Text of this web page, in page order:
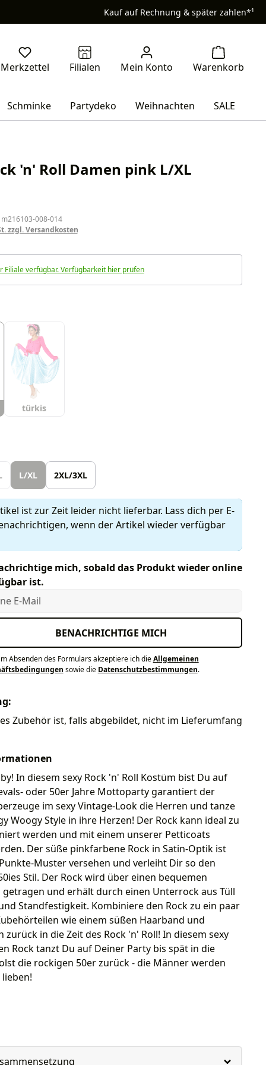
Kauf auf Rechnung & später zahlen*¹
Schminke Partydeko Weihnachten SALE
'n' Roll Damen pink L/XL
008-014
zzgl. Versandkosten
Filiale verfügbar. Verfügbarkeit hier prüfen
türkis
L/XL 2XL/3XL
ist zur Zeit leider nicht lieferbar. Lass dich per E-
wenn der Artikel wieder verfügbar
mich, sobald das Produkt wieder online
ist.
E-Mail
BENACHRICHTIGE MICH
Absenden des Formulars akzeptiere ich dieAllgemeinen
sowie die Datenschutzbestimmungen.
Zubehör ist, falls abgebildet, nicht im Lieferumfang
In diesem sexy Rock 'n' Roll Kostüm bist Du auf
oder 50er Jahre Mottoparty garantiert der
im sexy Vintage-Look die Herren und tanze
Woogy Style in ihre Herzen! Der Rock kann ideal zu
werden und mit einem unserer Petticoats
Der süße pinkfarbene Rock in Satin-Optik ist
Muster versehen und verleiht Dir so den
Stil. Der Rock wird über einen bequemen
und erhält durch einen Unterrock aus Tüll
Standfestigkeit. Kombiniere den Rock zu ein paar
wie einem süßen Haarband und
zurück in die Zeit des Rock 'n' Roll! In diesem sexy
Rock tanzt Du auf Deiner Party bis spät in die
die rockigen 50er zurück - die Männer werden